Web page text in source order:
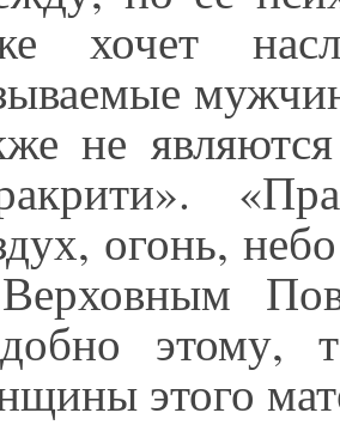
хочет
не
огонь,
этому,
этого